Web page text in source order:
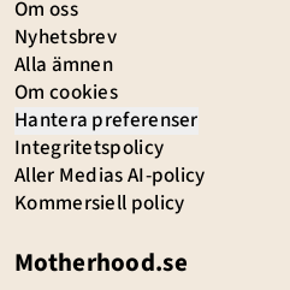
Om oss
Nyhetsbrev
Alla ämnen
Om cookies
Hantera preferenser
Integritetspolicy
Aller Medias AI-policy
Kommersiell policy
Motherhood.se